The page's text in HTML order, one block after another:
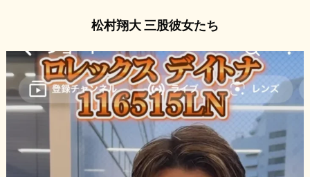
松村翔大 三股彼女たち